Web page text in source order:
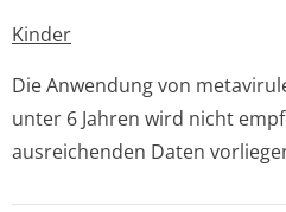
Kinder
Die Anwendung von
unter 6 Jahren wird nicht
ausreichenden Daten